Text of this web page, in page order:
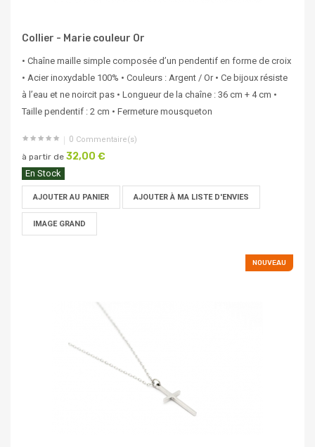
Collier - Marie couleur Or
• Chaîne maille simple composée d’un pendentif en forme de croix
• Acier inoxydable 100% • Couleurs : Argent / Or • Ce bijoux résiste
à l’eau et ne noircit pas • Longueur de la chaîne : 36 cm + 4 cm •
Taille pendentif : 2 cm • Fermeture mousqueton
0 Commentaire(s)
à partir de 32,00 €
En Stock
AJOUTER AU PANIER AJOUTER À MA LISTE D'ENVIES
IMAGE GRAND
NOUVEAU